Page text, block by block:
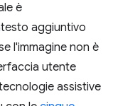
è
aggiuntivo
l'immagine non è
utente
assistive